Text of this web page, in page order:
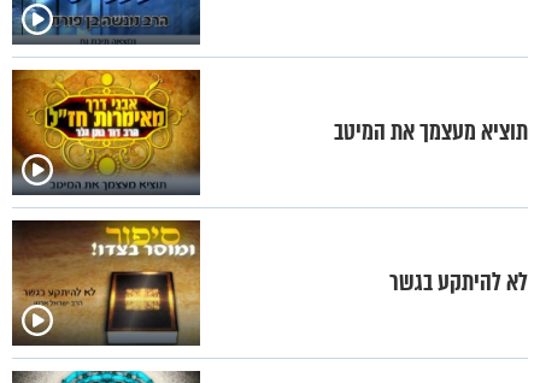
תוציא מעצמך את המיטב
לא להיתקע בגשר